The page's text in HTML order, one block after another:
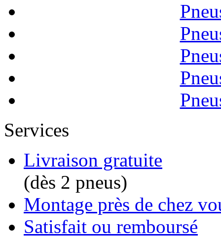
Services
Livraison gratuite
(dès 2 pneus)
Montage près de chez
Satisfait ou remboursé